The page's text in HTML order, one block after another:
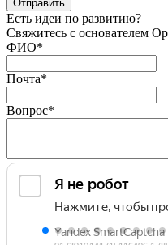
Есть идеи по развитию?
Свяжитесь с основателем
ФИО*
Почта*
Вопрос*